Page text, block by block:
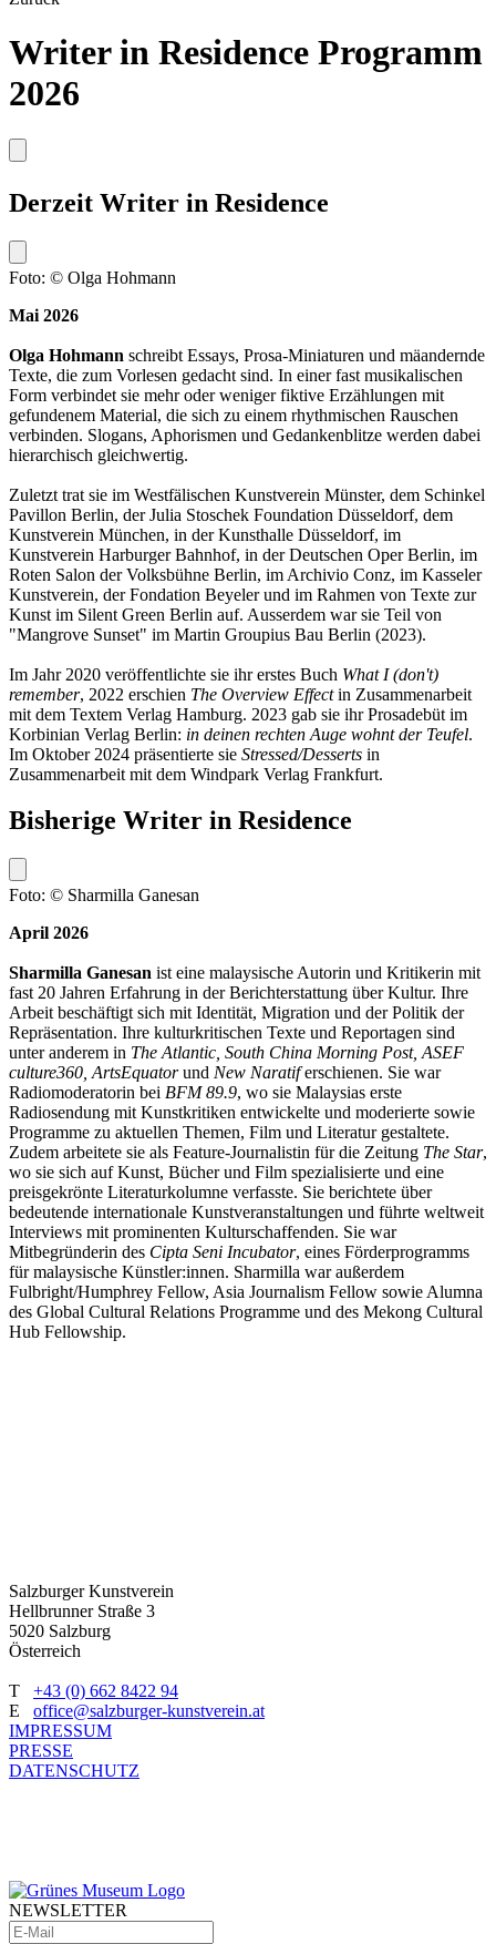
Writer in Residence Programm
2026
Derzeit Writer in Residence
Foto: © Olga Hohmann
Mai 2026
Olga Hohmann schreibt Essays, Prosa-Miniaturen und mäandernde
Texte, die zum Vorlesen gedacht sind. In einer fast musikalischen
Form verbindet sie mehr oder weniger fiktive Erzählungen mit
gefundenem Material, die sich zu einem rhythmischen Rauschen
verbinden. Slogans, Aphorismen und Gedankenblitze werden dabei
hierarchisch gleichwertig.
Zuletzt trat sie im Westfälischen Kunstverein Münster, dem Schinkel
Pavillon Berlin, der Julia Stoschek Foundation Düsseldorf, dem
Kunstverein München, in der Kunsthalle Düsseldorf, im
Kunstverein Harburger Bahnhof, in der Deutschen Oper Berlin, im
Roten Salon der Volksbühne Berlin, im Archivio Conz, im Kasseler
Kunstverein, der Fondation Beyeler und im Rahmen von Texte zur
Kunst im Silent Green Berlin auf. Ausserdem war sie Teil von
"Mangrove Sunset" im Martin Groupius Bau Berlin (2023).
Im Jahr 2020 veröffentlichte sie ihr erstes Buch What I (don't)
remember, 2022 erschien The Overview Effectin Zusammenarbeit
mit dem Textem Verlag Hamburg. 2023 gab sie ihr Prosadebüt im
Korbinian Verlag Berlin: in deinen rechten Auge wohnt der Teufel.
Im Oktober 2024 präsentierte sie Stressed/Desserts in
Zusammenarbeit mit dem Windpark Verlag Frankfurt.
Bisherige Writer in Residence
Foto: © Sharmilla Ganesan
April 2026
Sharmilla Ganesan ist eine malaysische Autorin und Kritikerin mit
fast 20 Jahren Erfahrung in der Berichterstattung über Kultur. Ihre
Arbeit beschäftigt sich mit Identität, Migration und der Politik der
Repräsentation. Ihre kulturkritischen Texte und Reportagen sind
unter anderem in The Atlantic, South China Morning Post, ASEF
culture360, ArtsEquatorund New Naratiferschienen. Sie war
Radiomoderatorin bei BFM 89.9, wo sie Malaysias erste
Radiosendung mit Kunstkritiken entwickelte und moderierte sowie
Programme zu aktuellen Themen, Film und Literatur gestaltete.
Zudem arbeitete sie als Feature-Journalistin für die Zeitung The Star,
wo sie sich auf Kunst, Bücher und Film spezialisierte und eine
preisgekrönte Literaturkolumne verfasste. Sie berichtete über
bedeutende internationale Kunstveranstaltungen und führte weltweit
Interviews mit prominenten Kulturschaffenden. Sie war
Mitbegründerin des Cipta Seni Incubator, eines Förderprogramms
für malaysische Künstler:innen. Sharmilla war außerdem
Fulbright/Humphrey Fellow, Asia Journalism Fellow sowie Alumna
des Global Cultural Relations Programme und des Mekong Cultural
Hub Fellowship.
Salzburger Kunstverein
Hellbrunner Straße 3
5020 Salzburg
Österreich
T +43 (0) 662 8422 94
E office@salzburger-kunstverein.at
IMPRESSUM
PRESSE
DATENSCHUTZ
NEWSLETTER